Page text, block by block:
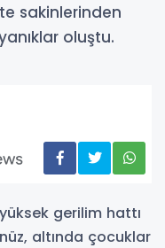
sakinlerinden
oluştu.